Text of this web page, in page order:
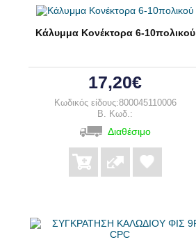
Κάλυμμα Κονέκτορα 6-10πολικού
17,20€
Κωδικός είδους:800045110006
B. Κωδ.:
Διαθέσιμο